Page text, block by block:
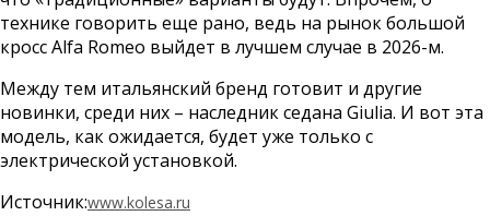
технике говорить еще рано, ведь на рынок большой
кросс Alfa Romeo выйдет в лучшем случае в 2026-м.
Между тем итальянский бренд готовит и другие
новинки, среди них – наследник седана Giulia. И вот эта
модель, как ожидается, будет уже только с
электрической установкой.
Источник:www.kolesa.ru